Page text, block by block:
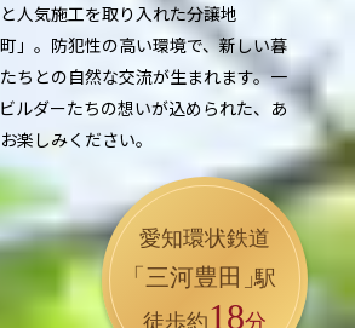
人気施工を取り入れた分譲地
」。 防犯性の高い環境で、新しい暮
ちとの自然な交流が生まれます。一
ルダーたちの想いが込められた、あ
お楽しみください。
愛知環状鉄道
「三河豊田」
駅
徒歩約18分